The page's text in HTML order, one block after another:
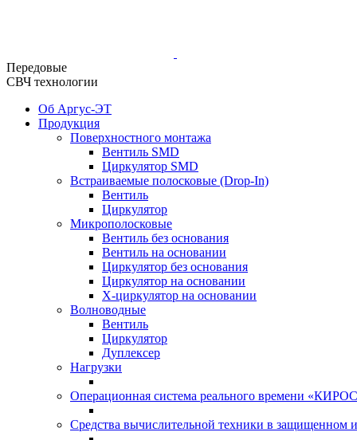
Передовые
СВЧ технологии
Об Аргус-ЭТ
Продукция
Поверхностного монтажа
Вентиль SMD
Циркулятор SMD
Встраиваемые полосковые (Drop-In)
Вентиль
Циркулятор
Микрополосковые
Вентиль без основания
Вентиль на основании
Циркулятор без основания
Циркулятор на основании
Х-циркулятор на основании
Волноводные
Вентиль
Циркулятор
Дуплексер
Нагрузки
Операционная система реального времени
Средства вычислительной техники в защищенном